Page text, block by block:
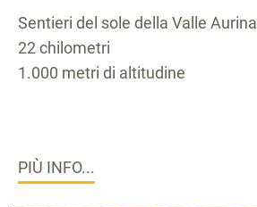
Sentieri del sole della Valle Aurina
22 chilometri
1.000 metri di altitudine
PIÙ INFO...